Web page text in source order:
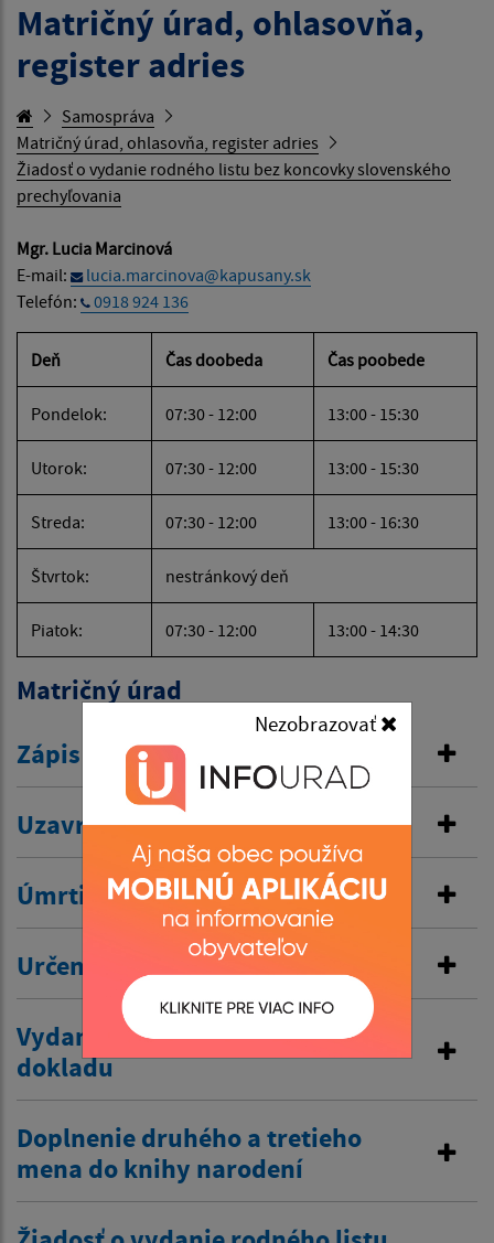
Nezobrazovať
Matričný úrad, ohlasovňa,
register adries
Samospráva
Matričný úrad, ohlasovňa, register adries
Žiadosť o vydanie rodného listu bez koncovky slovenského
prechyľovania
Mgr. Lucia Marcinová
E-mail:
lucia.marcinova@kapusany.sk
Telefón:
0918 924 136
Deň Čas doobeda Čas poobede
Pondelok: 07:30 - 12:00 13:00 - 15:30
Utorok: 07:30 - 12:00 13:00 - 15:30
Streda: 07:30 - 12:00 13:00 - 16:30
Štvrtok: nestránkový deň
Piatok: 07:30 - 12:00 13:00 - 14:30
Matričný úrad
Zápis do osobitnej matriky
Uzavretie manželstva
Úmrtie
Určenie otcovstva
Vydanie duplikátu matričného
dokladu
Doplnenie druhého a tretieho
mena do knihy narodení